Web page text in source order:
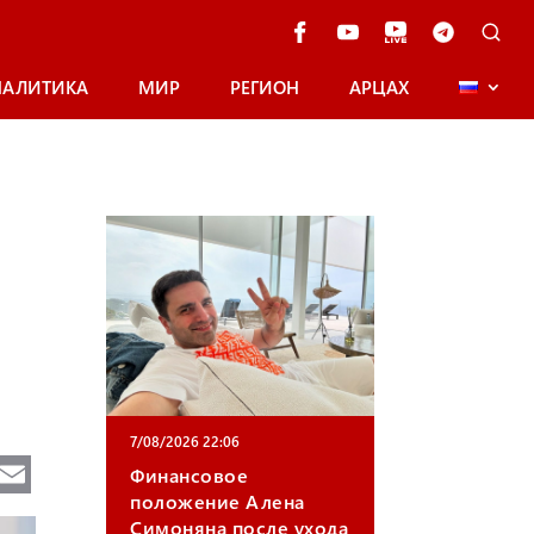
МИР РЕГИОН АРЦАХ
Te
m
7/08/2026 22:06
Финансовое
положение Алена
Симоняна после ухода